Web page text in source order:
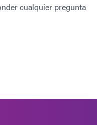
cualquier pregunta